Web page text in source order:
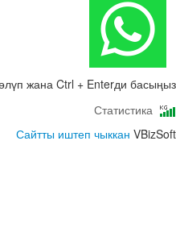
жана Ctrl + Enterди басыңыз
Статистика
Сайтты иштеп чыккан VBizSoft